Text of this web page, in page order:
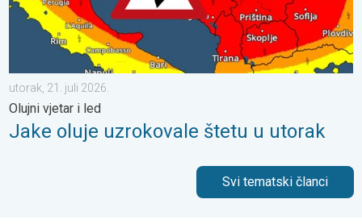
utorak, 21. juli 2026.
Olujni vjetar i led
Jake oluje uzrokovale štetu u utorak
Svi tematski članci